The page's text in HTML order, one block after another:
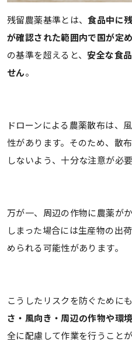
残留農薬基準とは、食品中に
が確認された範囲内で国が定
の基準を超えると、安全な食
せん。
ドローンによる農薬散布は、
性があります。そのため、散
しないよう、十分な注意が必要
万が一、周辺の作物に農薬が
しまった場合には生産物の出
められる可能性があります。
こうしたリスクを防ぐためにも
さ・風向き・周辺の作物や環
全に配慮して作業を行うことが